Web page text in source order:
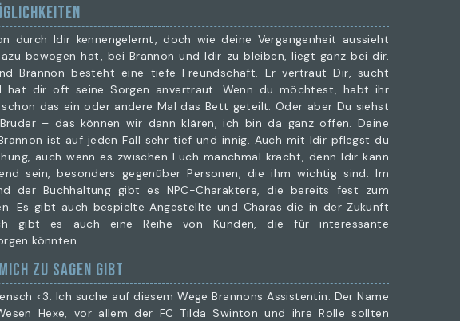
danach gefragt hast, blockte
selbstbewusste Frau, die
sie will. Du hast das Herz am
fühlst dich in deiner Rolle als
wohl, auch wenn
– eine neue Erfahrung für
die Welt, wie sie wirklich ist,
mit ihr um. Deine
weiteren Charakterzüge
denn du bist deine eigene
durch Idir kennengelernt, doch wie deine Vergangenheit aussieht
bewogen hat, bei Brannon und Idir zu bleiben, liegt ganz bei dir.
Brannon besteht eine tiefe Freundschaft. Er vertraut Dir, sucht
hat dir oft seine Sorgen anvertraut. Wenn du möchtest, habt ihr
das ein oder andere Mal das Bett geteilt. Oder aber Du siehst
– das können wir dann klären, ich bin da ganz offen. Deine
ist auf jeden Fall sehr tief und innig. Auch mit Idir pflegst du
auch wenn es zwischen Euch manchmal kracht, denn Idir kann
sein, besonders gegenüber Personen, die ihm wichtig sind. Im
der Buchhaltung gibt es NPC-Charaktere, die bereits fest zum
Es gibt auch bespielte Angestellte und Charas die in der Zukunft
gibt es auch eine Reihe von Kunden, die für interessante
könnten.
ZU SAGEN GIBT
<3. Ich suche auf diesem Wege Brannons Assistentin. Der Name
Hexe, vor allem der FC Tilda Swinton und ihre Rolle sollten